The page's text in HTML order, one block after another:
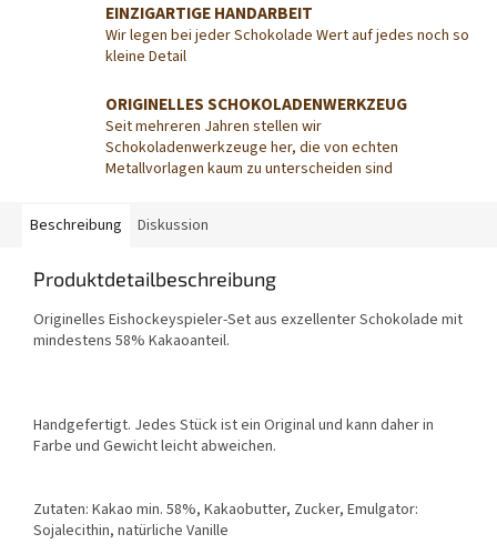
EINZIGARTIGE HANDARBEIT
Wir legen bei jeder Schokolade Wert auf jedes noch so
kleine Detail
ORIGINELLES SCHOKOLADENWERKZEUG
Seit mehreren Jahren stellen wir
Schokoladenwerkzeuge her, die von echten
Metallvorlagen kaum zu unterscheiden sind
Beschreibung Diskussion
Produktdetailbeschreibung
Originelles Eishockeyspieler-Set aus exzellenter Schokolade mit
mindestens 58% Kakaoanteil.
Handgefertigt. Jedes Stück ist ein Original und kann daher in
Farbe und Gewicht leicht abweichen.
Zutaten: Kakao min. 58%, Kakaobutter, Zucker, Emulgator:
Sojalecithin, natürliche Vanille